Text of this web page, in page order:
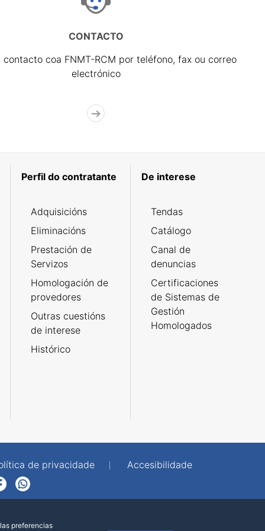
CONTACTO
contacto coa FNMT-RCM por teléfono, fax ou correo
electrónico
Perfil do contratante
Adquisicións
Eliminacións
Prestación de
Servizos
Homologación de
provedores
Outras cuestións
de interese
Histórico
De interese
Tendas
Catálogo
Canal de
denuncias
Certificaciones
de Sistemas de
Gestión
Homologados
de privacidade
Accesibilidade
preferencias